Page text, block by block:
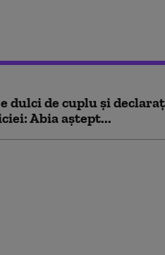
dulci de cuplu și
Abia aștept...